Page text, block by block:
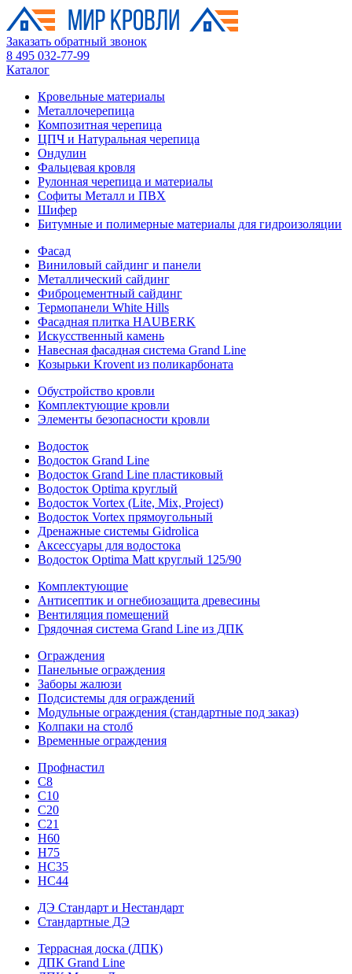
Заказать обратный звонок
8 495 032-77-99
Каталог
Кровельные материалы
Металлочерепица
Композитная черепица
ЦПЧ и Натуральная черепица
Ондулин
Фальцевая кровля
Рулонная черепица и материалы
Софиты Металл и ПВХ
Шифер
Битумные и полимерные материалы для гидроизоляции
Фасад
Виниловый сайдинг и панели
Металлический сайдинг
Фиброцементный сайдинг
Термопанели White Hills
Фасадная плитка HAUBERK
Искусственный камень
Навесная фасадная система Grand Line
Козырьки Krovent из поликарбоната
Обустройство кровли
Комплектующие кровли
Элементы безопасности кровли
Водосток
Водосток Grand Line
Водосток Grand Line пластиковый
Водосток Optima круглый
Водосток Vortex (Lite, Mix, Project)
Водосток Vortex прямоугольный
Дренажные системы Gidrolica
Аксессуары для водостока
Водосток Optima Matt круглый 125/90
Комплектующие
Антисептик и огнебиозащита древесины
Вентиляция помещений
Грядочная система Grand Line из ДПК
Ограждения
Панельные ограждения
Заборы жалюзи
Подсистемы для ограждений
Модульные ограждения (стандартные под заказ)
Колпаки на столб
Временные ограждения
Профнастил
С8
С10
С20
С21
H60
H75
HС35
НС44
ДЭ Стандарт и Нестандарт
Стандартные ДЭ
Террасная доска (ДПК)
ДПК Grand Line